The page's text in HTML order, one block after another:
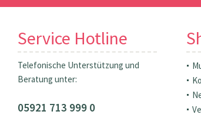
Service Hotline
Telefonische Unterstützung und
Beratung unter:
05921 713 999 0